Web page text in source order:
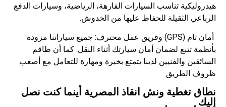
هيدروليكية تناسب السيارات الفارهة، الرياضية، وسيارات الدفع
الرباعي الثقيلة للحفاظ عليها من الخدوش.
أمان تام (GPS) وفريق عمل محترف: جميع سياراتنا مزودة
بأنظمة تتبع لضمان أمان سيارتك أثناء النقل. كما أن طاقم
السائقين والفنيين لدينا يتمتع بخبرة ومهارة للتعامل مع أصعب
ظروف الطريق.
نطاق تغطية ونش انقاذ المصرية أينما كنت نصل
إليك